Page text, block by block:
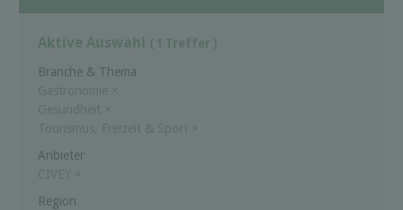
Aktive Auswahl ( 1 Treffer )
Branche & Thema
Gastronomie ×
Gesundheit ×
Tourismus, Freizeit & Sport ×
Anbieter
CIVEY
×
Region